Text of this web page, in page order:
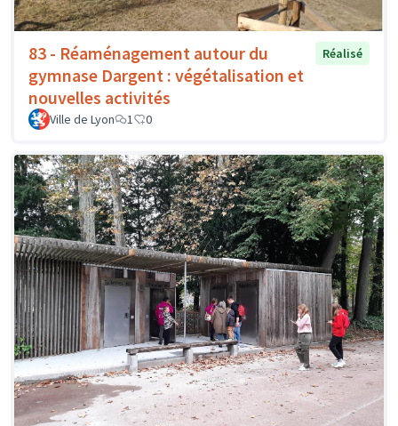
83 - Réaménagement autour du
gymnase Dargent : végétalisation et
nouvelles activités
Réalisé
Ville de Lyon 1 0